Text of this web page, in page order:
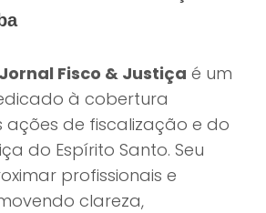
Fisco & Justiça é um
à cobertura
de fiscalização e do
do Espírito Santo. Seu
profissionais e
clareza,